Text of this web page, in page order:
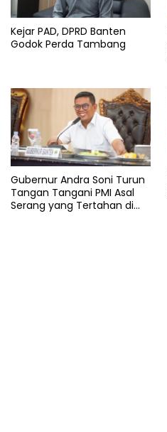
Kejar PAD, DPRD Banten
Godok Perda Tambang
Gubernur Andra Soni Turun
Tangan Tangani PMI Asal
Serang yang Tertahan di